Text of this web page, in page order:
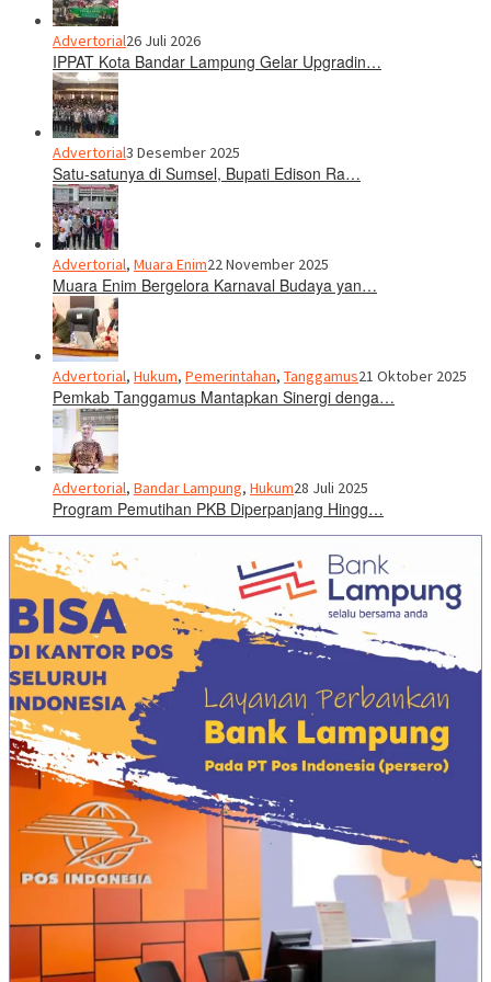
Advertorial26 Juli 2026
IPPAT Kota Bandar Lampung Gelar Upgradin…
Advertorial3 Desember 2025
Satu-satunya di Sumsel, Bupati Edison Ra…
Advertorial, Muara Enim22 November 2025
Muara Enim Bergelora Karnaval Budaya yan…
Advertorial, Hukum, Pemerintahan, Tanggamus21 Oktober 2025
Pemkab Tanggamus Mantapkan Sinergi denga…
Advertorial, Bandar Lampung, Hukum28 Juli 2025
Program Pemutihan PKB Diperpanjang Hingg…